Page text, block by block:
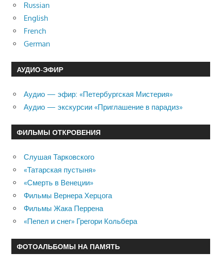
Russian
English
French
German
АУДИО-ЭФИР
Аудио — эфир: «Петербургская Мистерия»
Аудио — экскурсии «Приглашение в парадиз»
ФИЛЬМЫ ОТКРОВЕНИЯ
Слушая Тарковского
«Татарская пустыня»
«Смерть в Венеции»
Фильмы Вернера Херцога
Фильмы Жака Перрена
«Пепел и снег» Грегори Кольбера
ФОТОАЛЬБОМЫ НА ПАМЯТЬ